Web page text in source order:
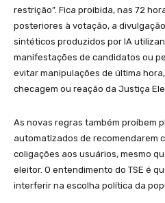
restrição”. Fica proibida, nas 72
posteriores à votação, a
sintéticos produzidos por IA
manifestações de candidatos ou
evitar manipulações de última
checagem ou reação da Justiça
As novas regras também proíbem
automatizados de recomendarem
coligações aos usuários, mesmo
eleitor. O entendimento do TSE é
interferir na escolha política da